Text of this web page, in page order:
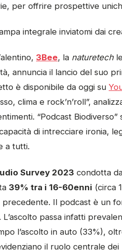
per offrire prospettive
integrale inviatomi dai
3Bee, la naturetech
annuncia il lancio del suo
è disponibile da oggi su
clima e rock’n’roll”,
“Podcast
di intrecciare ironia,
a tutti.
Survey 2023 condotta
39% tra i 16-60enni (circa
precedente. Il podcast è un
. L’ascolto passa infatti
l’ascolto in auto (33%),
il ruolo centrale